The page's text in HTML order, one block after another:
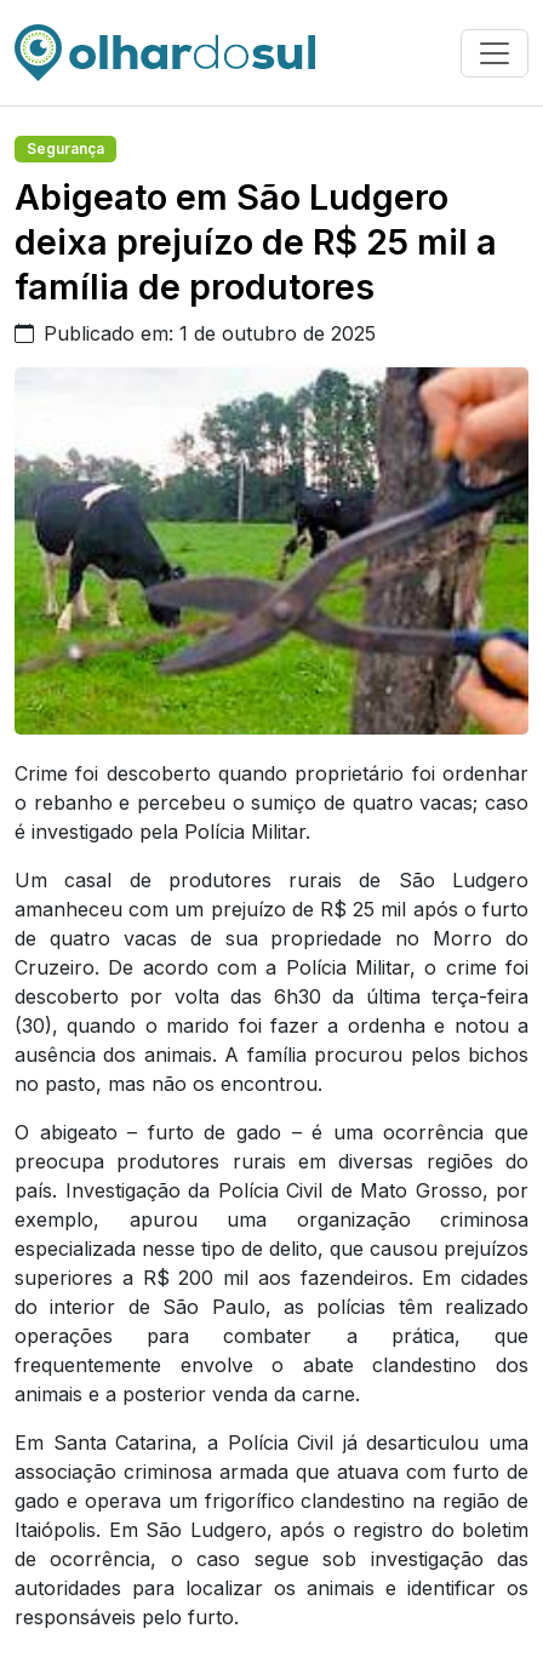
Segurança
Abigeato em São Ludgero
deixa prejuízo de R$ 25 mil a
família de produtores
Publicado em: 1 de outubro de 2025
Crime foi descoberto quando proprietário foi ordenhar
o rebanho e percebeu o sumiço de quatro vacas; caso
é investigado pela Polícia Militar.
Um casal de produtores rurais de São Ludgero
amanheceu com um prejuízo de R$ 25 mil após o furto
de quatro vacas de sua propriedade no Morro do
Cruzeiro. De acordo com a Polícia Militar, o crime foi
descoberto por volta das 6h30 da última terça-feira
(30), quando o marido foi fazer a ordenha e notou a
ausência dos animais. A família procurou pelos bichos
no pasto, mas não os encontrou.
O abigeato – furto de gado – é uma ocorrência que
preocupa produtores rurais em diversas regiões do
país. Investigação da Polícia Civil de Mato Grosso, por
exemplo, apurou uma organização criminosa
especializada nesse tipo de delito, que causou prejuízos
superiores a R$ 200 mil aos fazendeiros. Em cidades
do interior de São Paulo, as polícias têm realizado
operações para combater a prática, que
frequentemente envolve o abate clandestino dos
animais e a posterior venda da carne.
Em Santa Catarina, a Polícia Civil já desarticulou uma
associação criminosa armada que atuava com furto de
gado e operava um frigorífico clandestino na região de
Itaiópolis. Em São Ludgero, após o registro do boletim
de ocorrência, o caso segue sob investigação das
autoridades para localizar os animais e identificar os
responsáveis pelo furto.